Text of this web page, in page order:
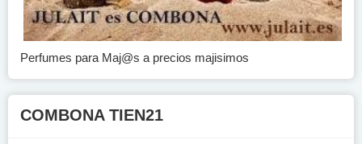
Perfumes para Maj@s a precios majisimos
COMBONA TIEN21